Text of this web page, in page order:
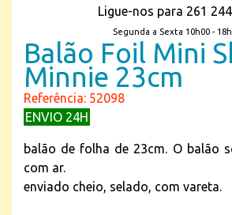
Ligue-nos para 261
Segunda a Sexta 10h00 -
Balão Foil Mini
Minnie 23cm
Referência: 52098
ENVIO 24H
balão de folha de 23cm. O balão
com ar.
enviado cheio, selado, com vareta.